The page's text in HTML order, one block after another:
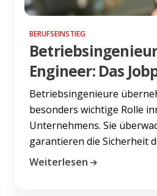
BERUFSEINSTIEG
Engineer: Das
Betriebsingenieure
besonders wichtige Rolle
Unternehmens. Sie
garantieren die Sicherheit
Weiterlesen